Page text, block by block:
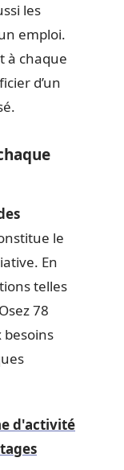
les
emploi.
à chaque
d’un
le
En
telles
78
besoins
d'activité